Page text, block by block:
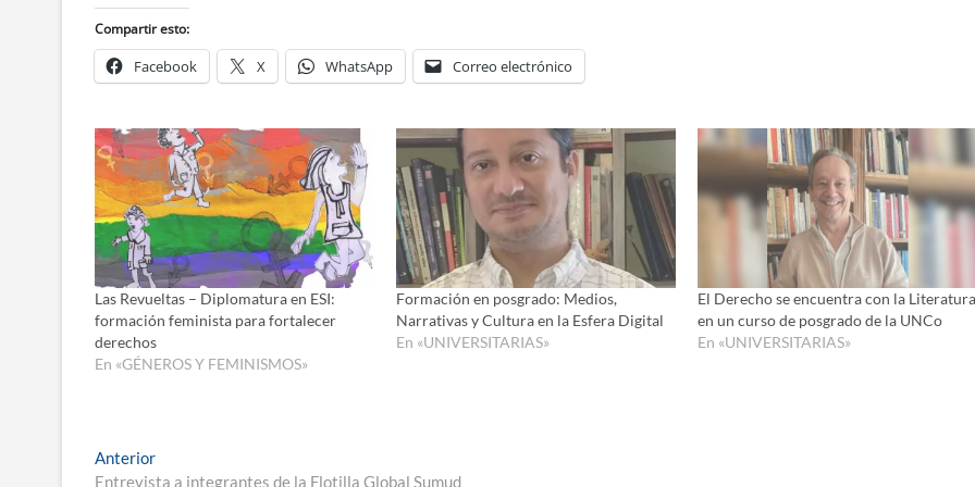
Compartir esto:
Facebook X WhatsApp Correo electrónico
Las Revueltas – Diplomatura en ESI:
formación feminista para fortalecer
derechos
En «GÉNEROS Y FEMINISMOS»
Formación en posgrado: Medios,
Narrativas y Cultura en la Esfera Digital
En «UNIVERSITARIAS»
El Derecho se encuentra con la Literatura
en un curso de posgrado de la UNCo
En «UNIVERSITARIAS»
Navegación
AnteriorEntrada
anterior:
Entrevista a integrantes de la Flotilla Global Sumud